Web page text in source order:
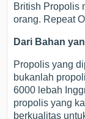
British Propolis
orang. Repeat
Dari Bahan
Propolis yang
bukanlah
6000 lebah
propolis yang
berkualitas